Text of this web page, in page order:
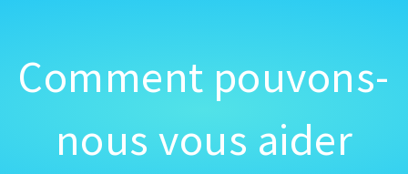
Comment pouvons-
nous vous aider